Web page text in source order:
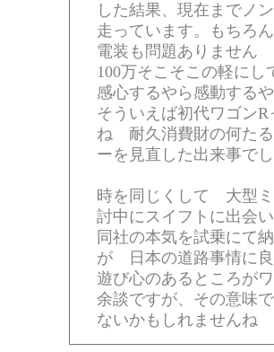
した結果、現在までノ
走っています。もちろ
電装も問題ありません
100万そこそこの軽に
感心するやら感動する
そういえば初代ワゴン
ね 耐久消費財の何た
ーを見直した出来事で
時を同じくして 大型
討中にスイフトに出会
同社の本気を試乗にて
が 日本の道路事情に
遊び心のあるところが
余談ですが、その意味
ないかもしれませんね